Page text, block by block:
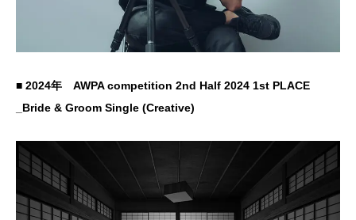
■ 2024年 AWPA competition 2nd Half 2024 1st PLACE
_Bride & Groom Single (Creative)